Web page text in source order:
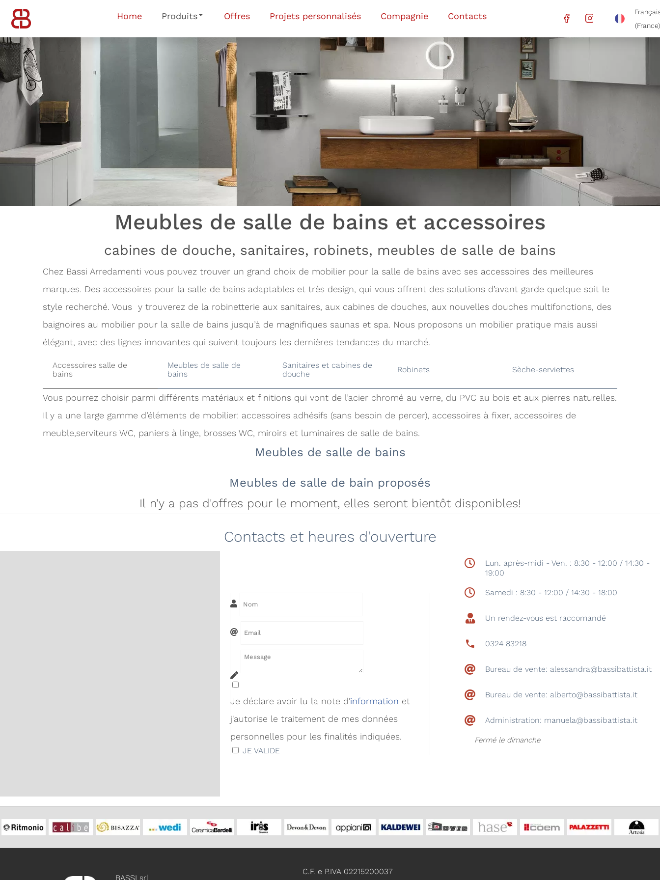
Home Produits Offres Projets personnalisés Compagnie Contacts
(France)
header
Meubles de salle de bains et accessoires
cabines de douche, sanitaires, robinets, meubles de salle de bains
Chez Bassi Arredamenti vous pouvez trouver un grand choix de mobilier pour la salle de bains avec ses accessoires des meilleures
marques. Des accessoires pour la salle de bains adaptables et très design, qui vous offrent des solutions d’avant garde quelque soit le
style recherché. Vous y trouverez de la robinetterie aux sanitaires, aux cabines de douches, aux nouvelles douches multifonctions, des
baignoires au mobilier pour la salle de bains jusqu’à de magnifiques saunas et spa. Nous proposons un mobilier pratique mais aussi
élégant, avec des lignes innovantes qui suivent toujours les dernières tendances du marché.
Accessoires salle de
bains
Meubles de salle de
bains
Sanitaires et cabines de
douche
Robinets Sèche-serviettes
Vous pourrez choisir parmi différents matériaux et finitions qui vont de l’acier chromé au verre, du PVC au bois et aux pierres naturelles.
Il y a une large gamme d’éléments de mobilier: accessoires adhésifs (sans besoin de percer), accessoires à fixer, accessoires de
meuble,serviteurs WC, paniers à linge, brosses WC, miroirs et luminaires de salle de bains.
Meubles de salle de bains
Meubles de salle de bain proposés
Il n'y a pas d'offres pour le moment, elles seront bientôt disponibles!
Contacts et heures d'ouverture
Je déclare avoir lu la note d'information et
j'autorise le traitement de mes données
personnelles pour les finalités indiquées.
JE VALIDE
Lun. après-midi - Ven. : 8:30 - 12:00 / 14:30 -
19:00
Samedi : 8:30 - 12:00 / 14:30 - 18:00
Un rendez-vous est raccomandé
0324 83218
Bureau de vente: alessandra@bassibattista.it
Bureau de vente: alberto@bassibattista.it
Administration: manuela@bassibattista.it
Fermé le dimanche
BASSI srl
C.F. e P.IVA 02215200037